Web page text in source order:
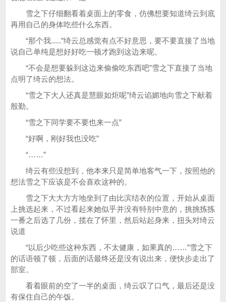
雪之下仔细翻看着桌面上的零食，仿佛想要知道绮云到底
再用自己的身体吃些什么东西。
“那个我.....”绮云总感觉有点不好意思，要不要直接了当地
说自己单纯是想好好吃一顿才跑到这边来呢。
“不会是想要躲到这边来偷偷吃东西吧”雪之下直接了当地
点明了绮云的想法。
“雪之下大人还真是慧眼如炬呢”绮云谄媚地向雪之下献着
殷勤。
“雪之下同学要不要也来一点”
“好啊，刚好我也没吃”
“……”
绮云有些没想到，他本来只是简单地客气一下，按照他的
想法雪之下应该是不会喜欢这种的。
雪之下大大方方地坐到了由比滨结衣的位置，开始从桌面
上挑选起来，不过看起来她似乎并没有特别中意的，挑挑拣拣
一番之后选了几份，揽在了怀里，然后站起身来，扭头对绮云
说道
“以后少吃些这种东西，不太健康，如果真的……”雪之下
的话语顿了顿，后面的话最终还是没有说出来，便快步走出了
部室。
看着眼前的空了一半的桌面，绮云叹了口气，最后还是没
有保住自己的午饭。